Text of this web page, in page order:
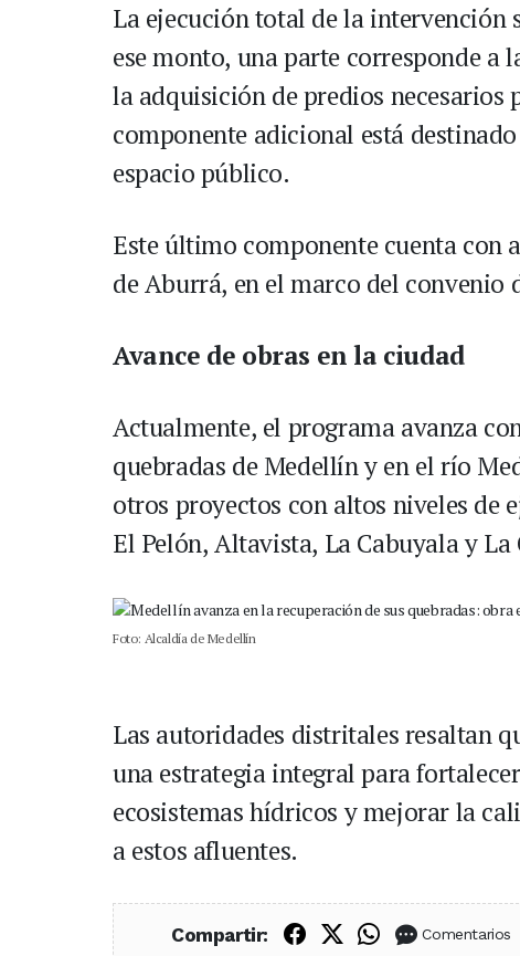
La ejecución total de la intervención
ese monto, una parte corresponde
la adquisición de predios
componente adicional está
espacio público.
Este último componente cuenta con
de Aburrá, en el marco del convenio
Avance de obras en la ciudad
Actualmente, el programa avanza
quebradas de Medellín y en el río
otros proyectos con altos niveles de
El Pelón, Altavista, La Cabuyala y La
Foto: Alcaldía de Medellín
Las autoridades distritales resaltan
una estrategia integral para
ecosistemas hídricos y mejorar la
a estos afluentes.
Compartir: Compartir en
Compartir en X
Compartir en
Comentarios